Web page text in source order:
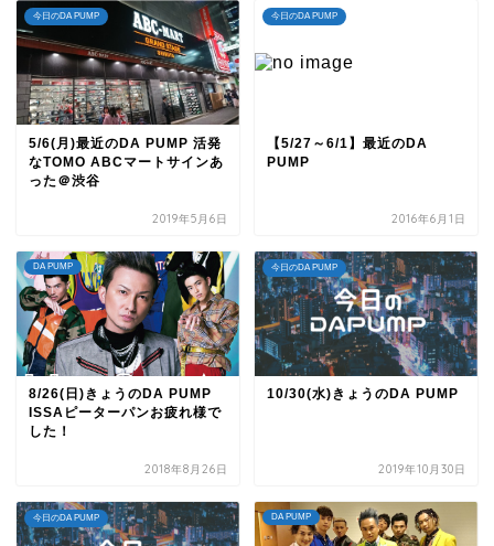
今日のDA PUMP
5/6(月)最近のDA PUMP 活発
なTOMO ABCマートサインあ
った＠渋谷
2019年5月6日
今日のDA PUMP
【5/27～6/1】最近のDA
PUMP
2016年6月1日
DA PUMP
8/26(日)きょうのDA PUMP
ISSAピーターパンお疲れ様で
した！
2018年8月26日
今日のDA PUMP
10/30(水)きょうのDA PUMP
2019年10月30日
今日のDA PUMP DA PUMP